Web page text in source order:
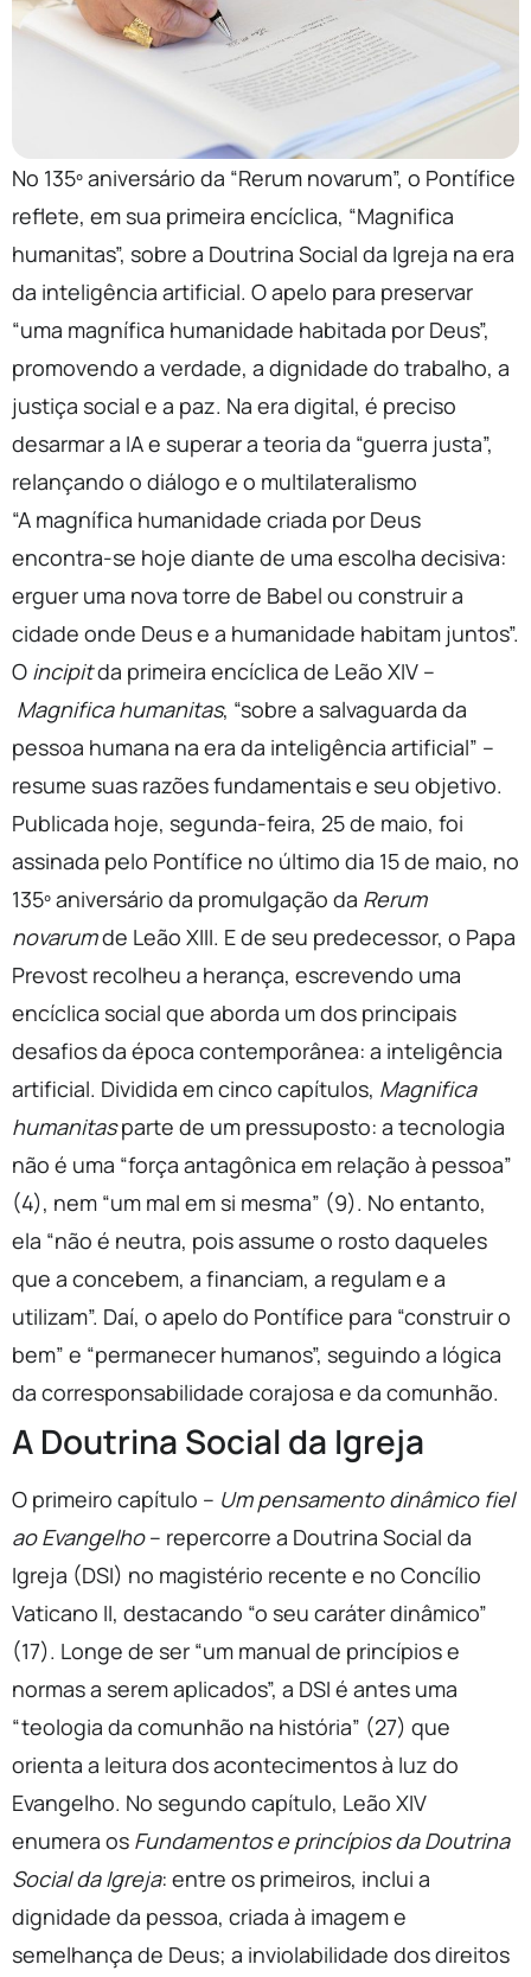
No 135º aniversário da “Rerum novarum”, o Pontífice
reflete, em sua primeira encíclica, “Magnifica
humanitas”, sobre a Doutrina Social da Igreja na era
da inteligência artificial. O apelo para preservar
“uma magnífica humanidade habitada por Deus”,
promovendo a verdade, a dignidade do trabalho, a
justiça social e a paz. Na era digital, é preciso
desarmar a IA e superar a teoria da “guerra justa”,
relançando o diálogo e o multilateralismo
“A magnífica humanidade criada por Deus
encontra-se hoje diante de uma escolha decisiva:
erguer uma nova torre de Babel ou construir a
cidade onde Deus e a humanidade habitam juntos”.
O incipitda primeira encíclica de Leão XIV –
Magnifica humanitas, “sobre a salvaguarda da
pessoa humana na era da inteligência artificial” –
resume suas razões fundamentais e seu objetivo.
Publicada hoje, segunda-feira, 25 de maio, foi
assinada pelo Pontífice no último dia 15 de maio, no
135º aniversário da promulgação da Rerum
novarumde Leão XIII. E de seu predecessor, o Papa
Prevost recolheu a herança, escrevendo uma
encíclica social que aborda um dos principais
desafios da época contemporânea: a inteligência
artificial. Dividida em cinco capítulos, Magnifica
humanitasparte de um pressuposto: a tecnologia
não é uma “força antagônica em relação à pessoa”
(4), nem “um mal em si mesma” (9). No entanto,
ela “não é neutra, pois assume o rosto daqueles
que a concebem, a financiam, a regulam e a
utilizam”. Daí, o apelo do Pontífice para “construir o
bem” e “permanecer humanos”, seguindo a lógica
da corresponsabilidade corajosa e da comunhão.
A Doutrina Social da Igreja
O primeiro capítulo – Um pensamento dinâmico fiel
ao Evangelho– repercorre a Doutrina Social da
Igreja (DSI) no magistério recente e no Concílio
Vaticano II, destacando “o seu caráter dinâmico”
(17). Longe de ser “um manual de princípios e
normas a serem aplicados”, a DSI é antes uma
“teologia da comunhão na história” (27) que
orienta a leitura dos acontecimentos à luz do
Evangelho. No segundo capítulo, Leão XIV
enumera os Fundamentos e princípios da Doutrina
Social da Igreja: entre os primeiros, inclui a
dignidade da pessoa, criada à imagem e
semelhança de Deus; a inviolabilidade dos direitos